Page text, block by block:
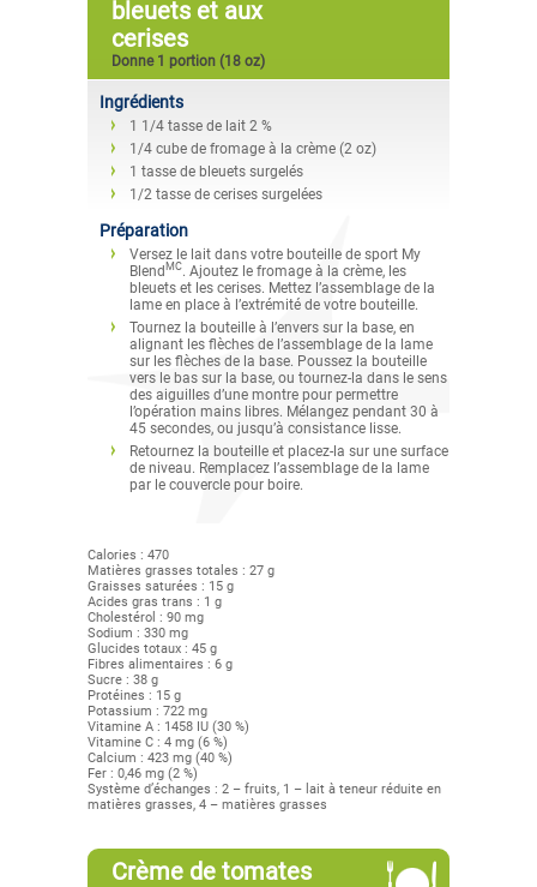
bleuets et aux
cerises
Donne 1 portion (18 oz)
Ingrédients
1 1/4 tasse de lait 2 %
1/4 cube de fromage à la crème (2 oz)
1 tasse de bleuets surgelés
1/2 tasse de cerises surgelées
Préparation
Versez le lait dans votre bouteille de sport My
Blend MC. Ajoutez le fromage à la crème, les
bleuets et les cerises. Mettez l’assemblage de la
lame en place à l’extrémité de votre bouteille.
Tournez la bouteille à l’envers sur la base, en
alignant les flèches de l’assemblage de la lame
sur les flèches de la base. Poussez la bouteille
vers le bas sur la base, ou tournez-la dans le sens
des aiguilles d’une montre pour permettre
l’opération mains libres. Mélangez pendant 30 à
45 secondes, ou jusqu’à consistance lisse.
Retournez la bouteille et placez-la sur une surface
de niveau. Remplacez l’assemblage de la lame
par le couvercle pour boire.
Calories : 470
Matières grasses totales : 27 g
Graisses saturées : 15 g
Acides gras trans : 1 g
Cholestérol : 90 mg
Sodium : 330 mg
Glucides totaux : 45 g
Fibres alimentaires : 6 g
Sucre : 38 g
Protéines : 15 g
Potassium : 722 mg
Vitamine A : 1458 IU (30 %)
Vitamine C : 4 mg (6 %)
Calcium : 423 mg (40 %)
Fer : 0,46 mg (2 %)
Système d’échanges : 2 – fruits, 1 – lait à teneur réduite en
matières grasses, 4 – matières grasses
Crème de tomates